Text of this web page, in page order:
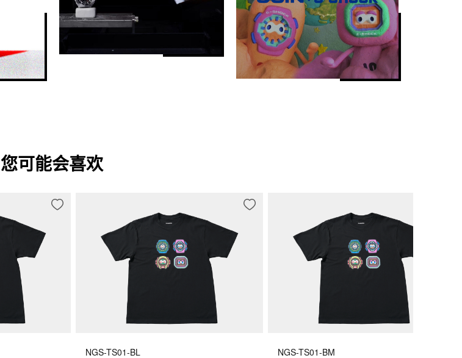
您可能会喜欢
NGS-TS01-BL NGS-TS01-BM